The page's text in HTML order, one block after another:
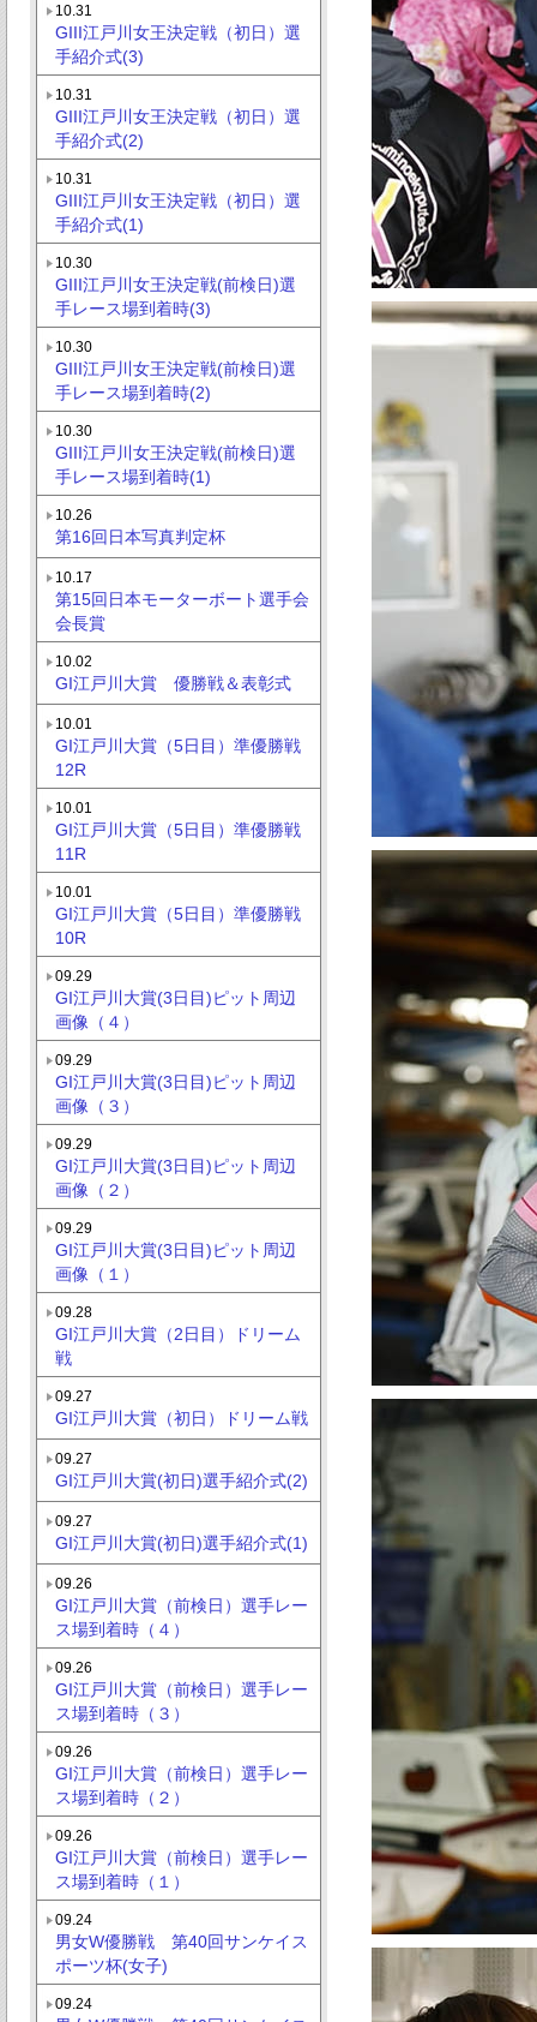
10.31
GIII江戸川女王決定戦（初日）選
手紹介式(3)
10.31
GIII江戸川女王決定戦（初日）選
手紹介式(2)
10.31
GIII江戸川女王決定戦（初日）選
手紹介式(1)
10.30
GIII江戸川女王決定戦(前検日)選
手レース場到着時(3)
10.30
GIII江戸川女王決定戦(前検日)選
手レース場到着時(2)
10.30
GIII江戸川女王決定戦(前検日)選
手レース場到着時(1)
10.26
第16回日本写真判定杯
10.17
第15回日本モーターボート選手会
会長賞
10.02
GI江戸川大賞 優勝戦＆表彰式
10.01
GI江戸川大賞（5日目）準優勝戦
12R
10.01
GI江戸川大賞（5日目）準優勝戦
11R
10.01
GI江戸川大賞（5日目）準優勝戦
10R
09.29
GI江戸川大賞(3日目)ピット周辺
画像（４）
09.29
GI江戸川大賞(3日目)ピット周辺
画像（３）
09.29
GI江戸川大賞(3日目)ピット周辺
画像（２）
09.29
GI江戸川大賞(3日目)ピット周辺
画像（１）
09.28
GI江戸川大賞（2日目）ドリーム
戦
09.27
GI江戸川大賞（初日）ドリーム戦
09.27
GI江戸川大賞(初日)選手紹介式(2)
09.27
GI江戸川大賞(初日)選手紹介式(1)
09.26
GI江戸川大賞（前検日）選手レー
ス場到着時（４）
09.26
GI江戸川大賞（前検日）選手レー
ス場到着時（３）
09.26
GI江戸川大賞（前検日）選手レー
ス場到着時（２）
09.26
GI江戸川大賞（前検日）選手レー
ス場到着時（１）
09.24
男女W優勝戦 第40回サンケイス
ポーツ杯(女子)
09.24